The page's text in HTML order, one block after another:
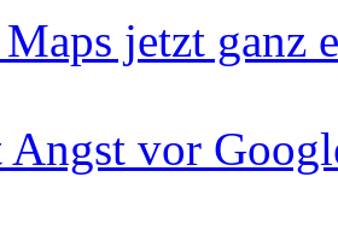
jetzt ganz
Angst vor